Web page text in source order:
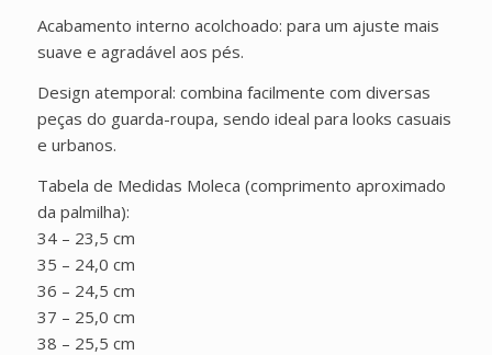
Acabamento interno acolchoado: para um ajuste mais
suave e agradável aos pés.
Design atemporal: combina facilmente com diversas
peças do guarda-roupa, sendo ideal para looks casuais
e urbanos.
Tabela de Medidas Moleca (comprimento aproximado
da palmilha):
34 – 23,5 cm
35 – 24,0 cm
36 – 24,5 cm
37 – 25,0 cm
38 – 25,5 cm